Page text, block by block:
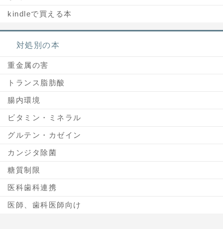
kindleで買える本
対処別の本
重金属の害
トランス脂肪酸
腸内環境
ビタミン・ミネラル
グルテン・カゼイン
カンジタ除菌
糖質制限
医科歯科連携
医師、歯科医師向け